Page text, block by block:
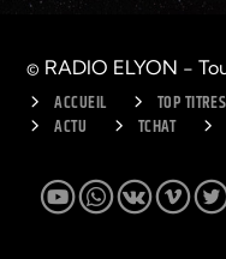
© RADIO ELYON -
ACCUEIL TOP TITRES
ACTU
TCHAT